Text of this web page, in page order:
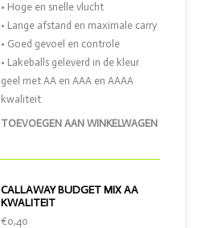
TOEVOEGEN AAN WINKELWAGEN
• Hoge en snelle vlucht
• Lange afstand en maximale carry
• Goed gevoel en controle
• Lakeballs geleverd in de kleur
geel met AA en AAA en AAAA
kwaliteit
CALLAWAY BUDGET MIX AA
KWALITEIT
€0,40